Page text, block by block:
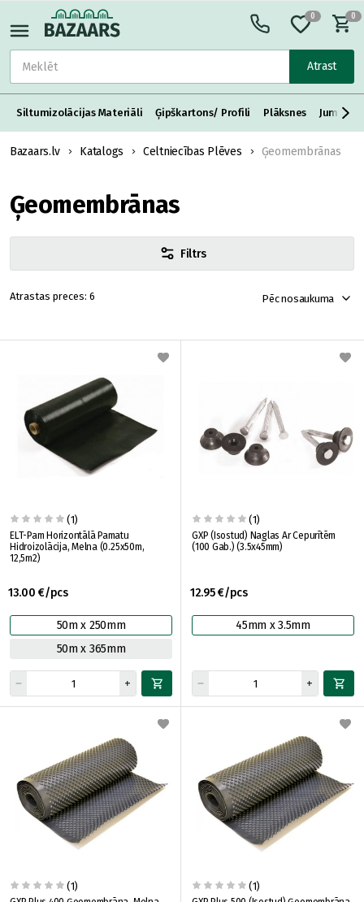
Atrast
0 0
Siltumizolācijas Materiāli Ģipškartons/ Profili Plāksnes Jumta
Bazaars.lv Katalogs Celtniecības Plēves Ģeomembrānas
Ģeomembrānas
Filtrs
6 Pēc nosaukuma
(1)
ELT-Pam Horizontālā Pamatu
Hidroizolācija, Melna (0.25x50m,
12,5m2)
13.00 €/pcs
50m x 250mm
50m x 365mm
(1)
GXP (Isostud) Naglas Ar Cepurītēm
(100 Gab.) (3.5x45mm)
12.95 €/pcs
45mm x 3.5mm
(1) (1)